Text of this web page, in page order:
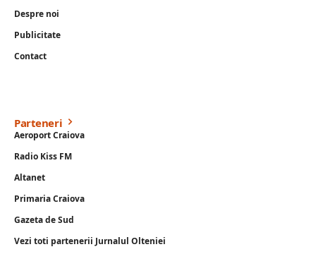
Despre noi
Publicitate
Contact
Parteneri
Aeroport Craiova
Radio Kiss FM
Altanet
Primaria Craiova
Gazeta de Sud
Vezi toti partenerii Jurnalul Olteniei